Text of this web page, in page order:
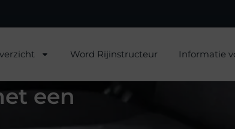
Word Rijinstructeur Informatie
een